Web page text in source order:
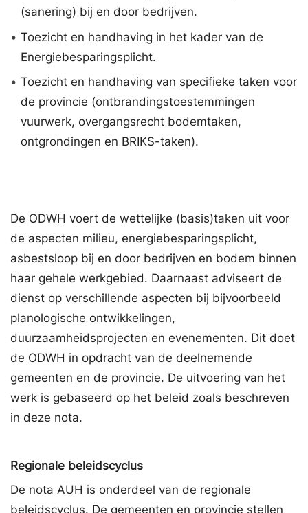
(sanering) bij en door bedrijven.
• Toezicht en handhaving in het kader van de
Energiebesparingsplicht.
• Toezicht en handhaving van specifieke taken voor
de provincie (ontbrandingstoestemmingen
vuurwerk, overgangsrecht bodemtaken,
ontgrondingen en BRIKS-taken).
De ODWH voert de wettelijke (basis)taken uit voor
de aspecten milieu, energiebesparingsplicht,
asbestsloop bij en door bedrijven en bodem binnen
haar gehele werkgebied. Daarnaast adviseert de
dienst op verschillende aspecten bij bijvoorbeeld
planologische ontwikkelingen,
duurzaamheidsprojecten en evenementen. Dit doet
de ODWH in opdracht van de deelnemende
gemeenten en de provincie. De uitvoering van het
werk is gebaseerd op het beleid zoals beschreven
in deze nota.
Regionale beleidscyclus
De nota AUH is onderdeel van de regionale
beleidscyclus. De gemeenten en provincie stellen